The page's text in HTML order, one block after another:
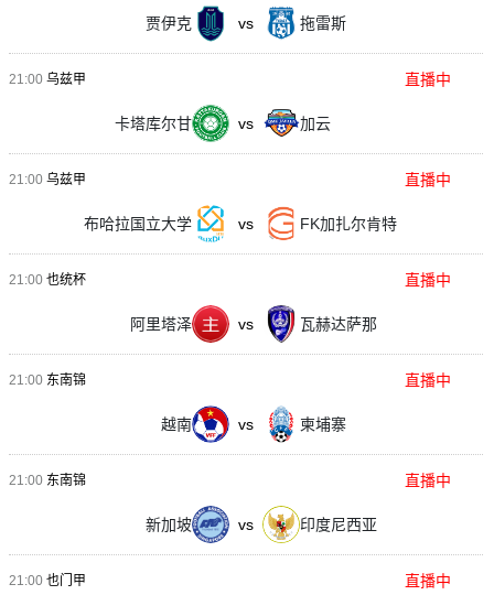
贾伊克 vs 拖雷斯
21:00 乌兹甲
卡塔库尔甘 vs 加云
直播中
21:00 乌兹甲
布哈拉国立大学 vs FK加扎尔肯特
直播中
21:00 也统杯
阿里塔泽 vs 瓦赫达萨那
直播中
21:00 东南锦
越南 vs 柬埔寨
直播中
21:00 东南锦
新加坡 vs 印度尼西亚
直播中
21:00 也门甲 直播中